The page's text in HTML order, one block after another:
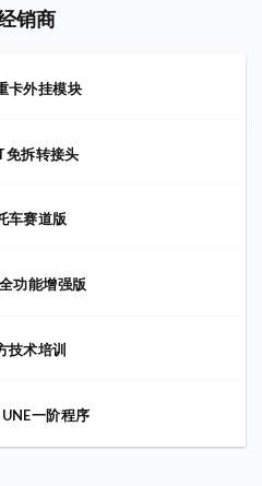
销商
卡外挂模块
免拆转接头
车赛道版
功能增强版
技术培训
一阶程序